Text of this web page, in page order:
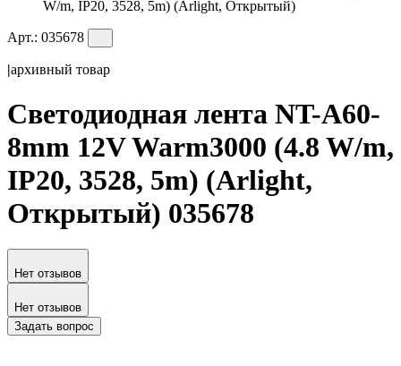
W/m, IP20, 3528, 5m) (Arlight, Открытый)
Арт.: 035678
|архивный товар
Светодиодная лента NT-A60-
8mm 12V Warm3000 (4.8 W/m,
IP20, 3528, 5m) (Arlight,
Открытый) 035678
Нет отзывов
Нет отзывов
Задать вопрос